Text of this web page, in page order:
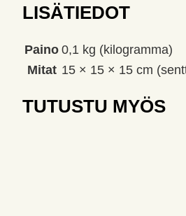
LISÄTIEDOT
Paino 0,1 kg (kilogramma)
Mitat 15 × 15 × 15 cm
TUTUSTU MYÖS